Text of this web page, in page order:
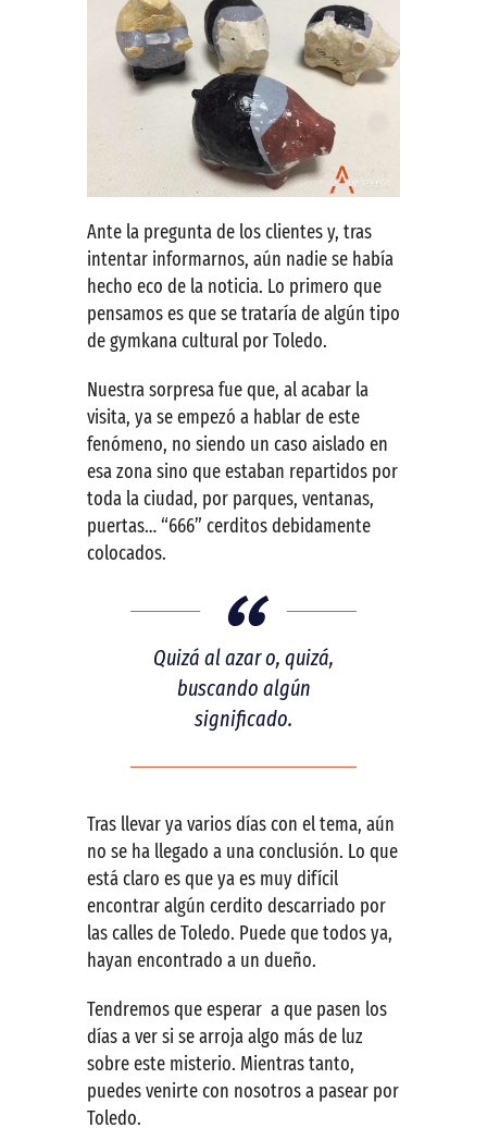
Ante la pregunta de los clientes y, tras
intentar informarnos, aún nadie se había
hecho eco de la noticia. Lo primero que
pensamos es que se trataría de algún tipo
de gymkana cultural por Toledo.
Nuestra sorpresa fue que, al acabar la
visita, ya se empezó a hablar de este
fenómeno, no siendo un caso aislado en
esa zona sino que estaban repartidos por
toda la ciudad, por parques, ventanas,
puertas… “666” cerditos debidamente
colocados.
Quizá al azar o, quizá,
buscando algún
significado.
Tras llevar ya varios días con el tema, aún
no se ha llegado a una conclusión. Lo que
está claro es que ya es muy difícil
encontrar algún cerdito descarriado por
las calles de Toledo. Puede que todos ya,
hayan encontrado a un dueño.
Tendremos que esperar a que pasen los
días a ver si se arroja algo más de luz
sobre este misterio. Mientras tanto,
puedes venirte con nosotros a pasear por
Toledo.